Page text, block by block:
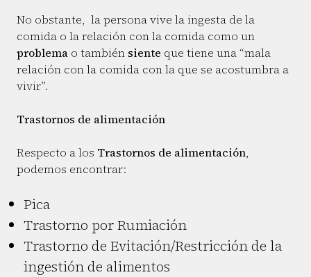
No obstante, la persona vive la ingesta de la
comida o la relación con la comida como un
problema o también siente que tiene una “mala
relación con la comida con la que se acostumbra a
vivir”.
Trastornos de alimentación
Respecto a los Trastornos de alimentación,
podemos encontrar:
Pica
Trastorno por Rumiación
Trastorno de Evitación/Restricción de la
ingestión de alimentos